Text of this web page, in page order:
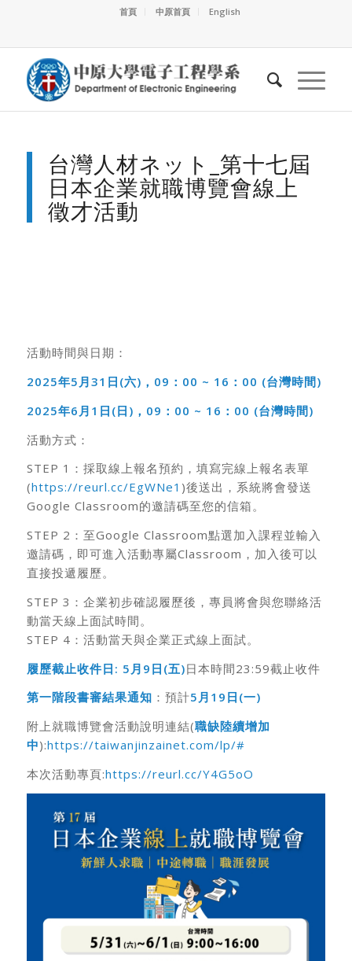
首頁 中原首頁 English
台灣人材ネット_第十七屆
日本企業就職博覽會線上
徵才活動
活動時間與日期：
2025年5月31日 (六)， 09： 00 ~ 16： 00 (台灣時間)
2025年6月 1日 (日 )， 09： 00 ~ 16： 00 (台灣時間)
活動方式：
STEP 1：採取線上報名預約，填寫完線上報名表單
(https://reurl.cc/EgWNe1 )後送出，系統將會發送
Google Classroom的邀請碼至您的信箱。
STEP 2：至Google Classroom點選加入課程並輸入
邀請碼，即可進入活動專屬Classroom，加入後可以
直接投遞履歷。
STEP 3：企業初步確認履歷後，專員將會與您聯絡活
動當天線上面試時間。
STEP 4：活動當天與企業正式線上面試。
履歷截止收件日 : 5月9日(五)日本時間23:59截止收件
第一階段書審結果通知 ：預計5月19日(一)
附上就職博覽會活動說明連結(職缺陸續增加
中):https://taiwanjinzainet.com/lp/#
本次活動專頁:https://reurl.cc/Y4G5oO